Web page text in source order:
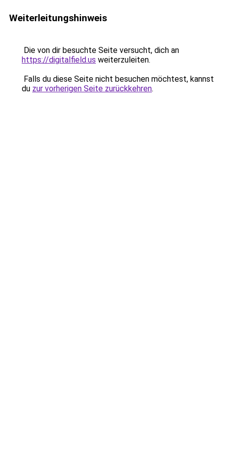
Weiterleitungshinweis
Die von dir besuchte Seite versucht, dich an
https://digitalfield.us weiterzuleiten.
Falls du diese Seite nicht besuchen möchtest, kannst
du zur vorherigen Seite zurückkehren.